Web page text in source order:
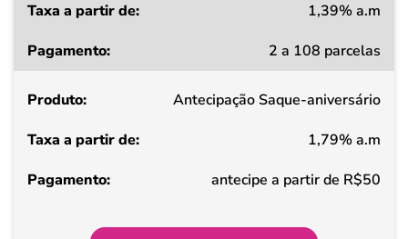
a
de
Pagamento
1,39% a.m
2 a 108 parcelas
Antecipação Saque-aniversário
1,79% a.m
antecipe a partir de R$50